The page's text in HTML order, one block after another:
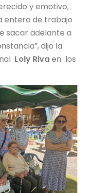
y emotivo,
entera de trabajo
sacar adelante a
dijo la
Loly Rivaen los